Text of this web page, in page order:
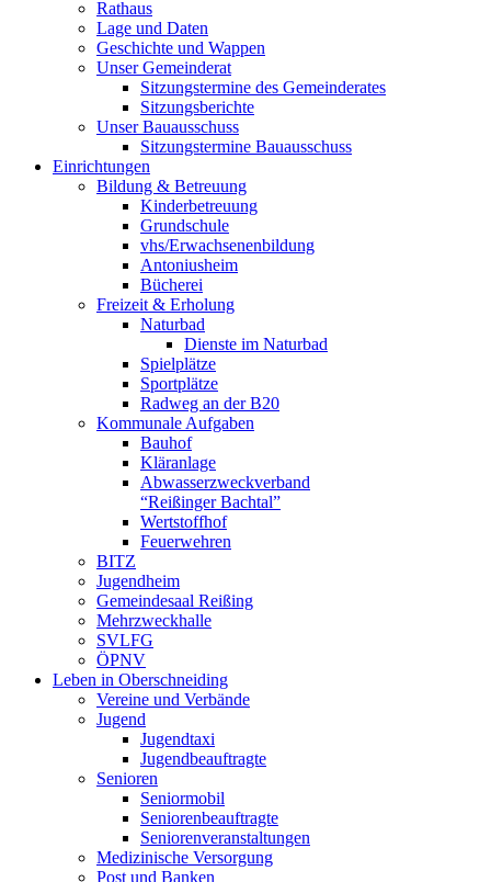
Rathaus
Lage und Daten
Geschichte und Wappen
Unser Gemeinderat
Sitzungstermine des Gemeinderates
Sitzungsberichte
Unser Bauausschuss
Sitzungstermine Bauausschuss
Einrichtungen
Bildung & Betreuung
Kinderbetreuung
Grundschule
vhs/Erwachsenenbildung
Antoniusheim
Bücherei
Freizeit & Erholung
Naturbad
Dienste im Naturbad
Spielplätze
Sportplätze
Radweg an der B20
Kommunale Aufgaben
Bauhof
Kläranlage
Abwasserzweckverband
“Reißinger Bachtal”
Wertstoffhof
Feuerwehren
BITZ
Jugendheim
Gemeindesaal Reißing
Mehrzweckhalle
SVLFG
ÖPNV
Leben in Oberschneiding
Vereine und Verbände
Jugend
Jugendtaxi
Jugendbeauftragte
Senioren
Seniormobil
Seniorenbeauftragte
Seniorenveranstaltungen
Medizinische Versorgung
Post und Banken